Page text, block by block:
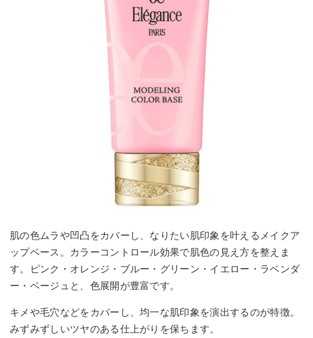
肌の色ムラや凹凸をカバーし、なりたい肌印象を叶えるメイクア
ップベース。カラーコントロール効果で肌色の見え方を整えま
す。ピンク・オレンジ・ブルー・グリーン・イエロー・ラベンダ
ー・ベージュと、色展開が豊富です。
キメや毛穴などをカバーし、均一な肌印象を演出するのが特徴。
みずみずしいツヤのある仕上がりを保ちます。